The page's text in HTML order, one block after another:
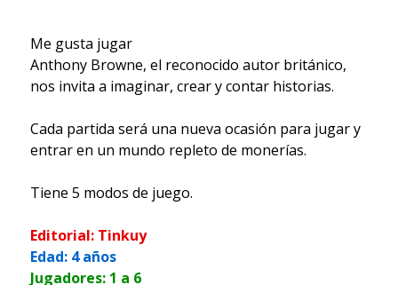
Me gusta jugar
Anthony Browne, el reconocido autor británico,
nos invita a imaginar, crear y contar historias.
Cada partida será una nueva ocasión para jugar y
entrar en un mundo repleto de monerías.
Tiene 5 modos de juego.
Editorial: Tinkuy
Edad: 4 años
Jugadores: 1 a 6